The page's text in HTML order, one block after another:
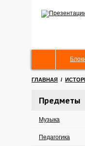
ГЛАВНАЯ /
Предметы
Музыка
Педагогика